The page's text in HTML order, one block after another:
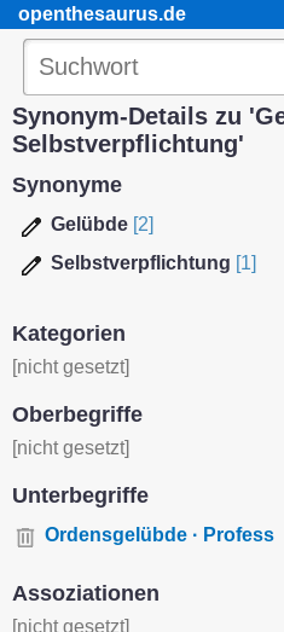
openthesaurus.de
Synonym-Details zu
Selbstverpflichtung'
Synonyme
Gelübde [2]
Selbstverpflichtung [1]
Kategorien
[nicht gesetzt]
Oberbegriffe
[nicht gesetzt]
Unterbegriffe
Ordensgelübde · Profess
Assoziationen
[nicht gesetzt]